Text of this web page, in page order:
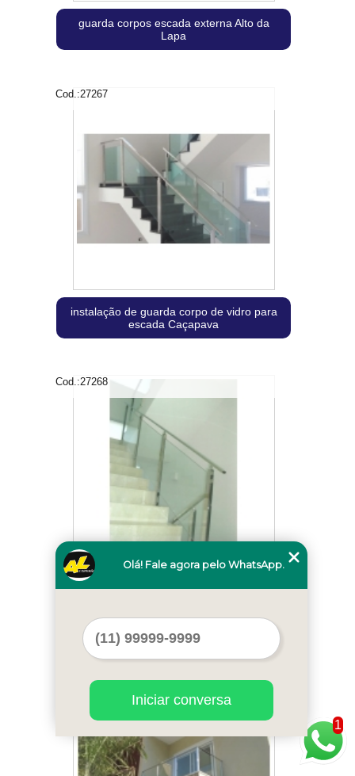
guarda corpos escada externa Alto da
Lapa
Cod.:27267
instalação de guarda corpo de vidro para
escada Caçapava
Cod.:27268
27269
1
Olá! Fale agora pelo WhatsApp.
Iniciar conversa